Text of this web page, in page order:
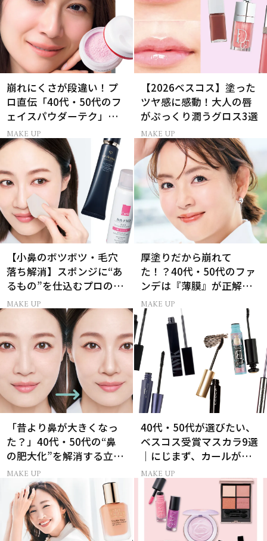
崩れにくさが段違い！プ
ロ直伝「40代・50代のフ
ェイスパウダーテク」お
粉の選び方・塗り方Q&A
MAKE UP
【2026ベスコス】塗った
ツヤ感に感動！大人の唇
がぷっくり潤うグロス3選
MAKE UP
【小鼻のボツボツ・毛穴
落ち解消】スポンジに“あ
るもの”を仕込むプロの超
簡単メイクテク
MAKE UP
厚塗りだから崩れて
た！？40代・50代のファ
ンデは『薄膜』が正解で
した
MAKE UP
「昔より鼻が大きくなっ
た？」40代・50代の“鼻
の肥大化”を解消する立体
小鼻メイク
MAKE UP
40代・50代が選びたい、
ベスコス受賞マスカラ9選
｜にじまず、カールが続
く名品
MAKE UP